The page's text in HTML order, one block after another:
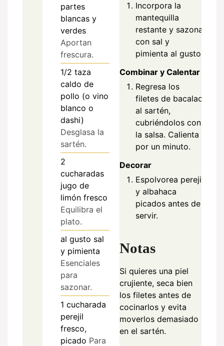
partes
blancas y
verdes
Aportan
frescura.
1/2 taza
caldo de
pollo (o vino
blanco o
dashi)
Desglasa la
sartén.
2
cucharadas
jugo de
limón fresco
Equilibra el
plato.
al gusto sal
y pimienta
Esenciales
para
sazonar.
1 cucharada
perejil
fresco,
picado Para
Incorpora la
mantequilla
restante y sazona
con sal y
pimienta al gusto.
Combinar y Calentar
Regresa los
filetes de bacalao
al sartén,
cubriéndolos con
la salsa. Calienta
por un minuto.
Decorar
Espolvorea perejil
y albahaca
picados antes de
servir.
Notas
Si quieres una piel
crujiente, seca bien
los filetes antes de
cocinarlos y evita
moverlos demasiado
en el sartén.